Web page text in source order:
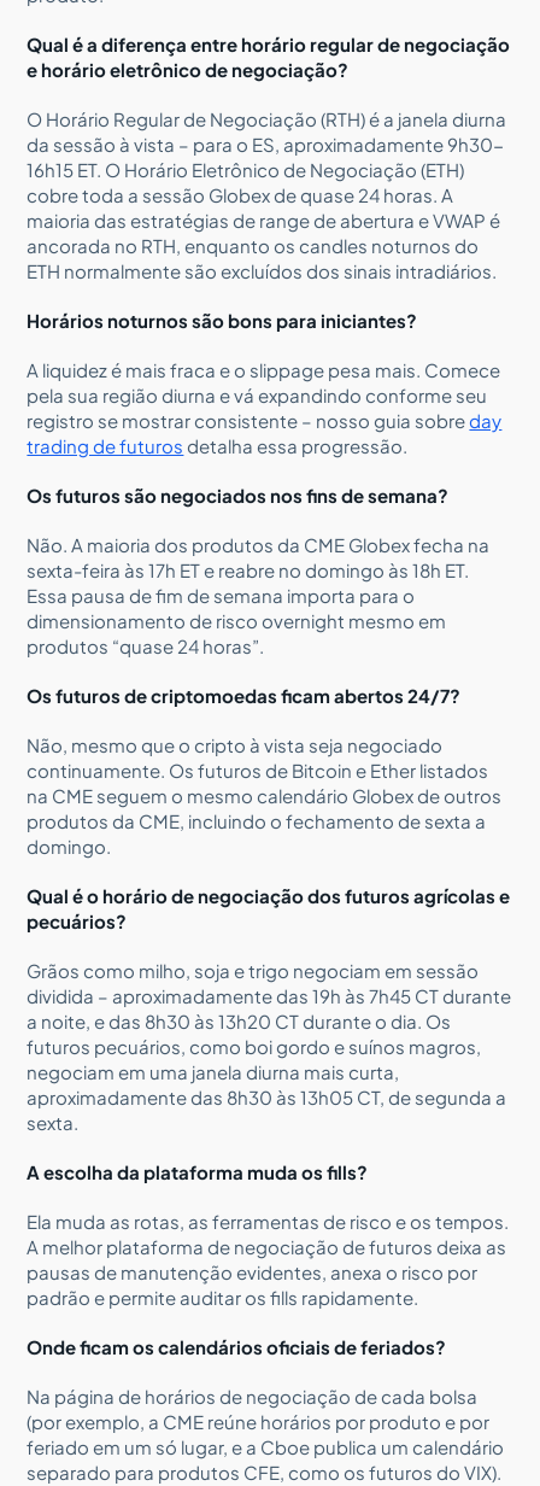
Qual é a diferença entre horário regular de negociação
e horário eletrônico de negociação?
O Horário Regular de Negociação (RTH) é a janela diurna
da sessão à vista – para o ES, aproximadamente 9h30-
16h15 ET. O Horário Eletrônico de Negociação (ETH)
cobre toda a sessão Globex de quase 24 horas. A
maioria das estratégias de range de abertura e VWAP é
ancorada no RTH, enquanto os candles noturnos do
ETH normalmente são excluídos dos sinais intradiários.
Horários noturnos são bons para iniciantes?
A liquidez é mais fraca e o slippage pesa mais. Comece
pela sua região diurna e vá expandindo conforme seu
registro se mostrar consistente – nosso guia sobreday
trading de futuros detalha essa progressão.
Os futuros são negociados nos fins de semana?
Não. A maioria dos produtos da CME Globex fecha na
sexta-feira às 17h ET e reabre no domingo às 18h ET.
Essa pausa de fim de semana importa para o
dimensionamento de risco overnight mesmo em
produtos “quase 24 horas”.
Os futuros de criptomoedas ficam abertos 24/7?
Não, mesmo que o cripto à vista seja negociado
continuamente. Os futuros de Bitcoin e Ether listados
na CME seguem o mesmo calendário Globex de outros
produtos da CME, incluindo o fechamento de sexta a
domingo.
Qual é o horário de negociação dos futuros agrícolas e
pecuários?
Grãos como milho, soja e trigo negociam em sessão
dividida – aproximadamente das 19h às 7h45 CT durante
a noite, e das 8h30 às 13h20 CT durante o dia. Os
futuros pecuários, como boi gordo e suínos magros,
negociam em uma janela diurna mais curta,
aproximadamente das 8h30 às 13h05 CT, de segunda a
sexta.
A escolha da plataforma muda os fills?
Ela muda as rotas, as ferramentas de risco e os tempos.
A melhor plataforma de negociação de futuros deixa as
pausas de manutenção evidentes, anexa o risco por
padrão e permite auditar os fills rapidamente.
Onde ficam os calendários oficiais de feriados?
Na página de horários de negociação de cada bolsa
(por exemplo, a CME reúne horários por produto e por
feriado em um só lugar, e a Cboe publica um calendário
separado para produtos CFE, como os futuros do VIX).